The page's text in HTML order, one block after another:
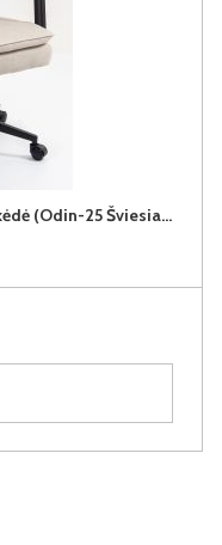
ARDILUX SUPER MAX (II gr.) biuro kėdė (Odin-25 Šviesiai rudas)